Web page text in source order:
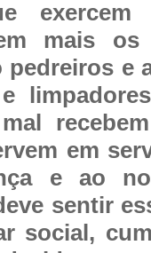
exercem
mais
e
em
e ao
sentir
social,